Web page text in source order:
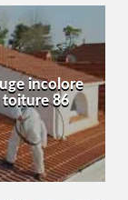
incolore
86